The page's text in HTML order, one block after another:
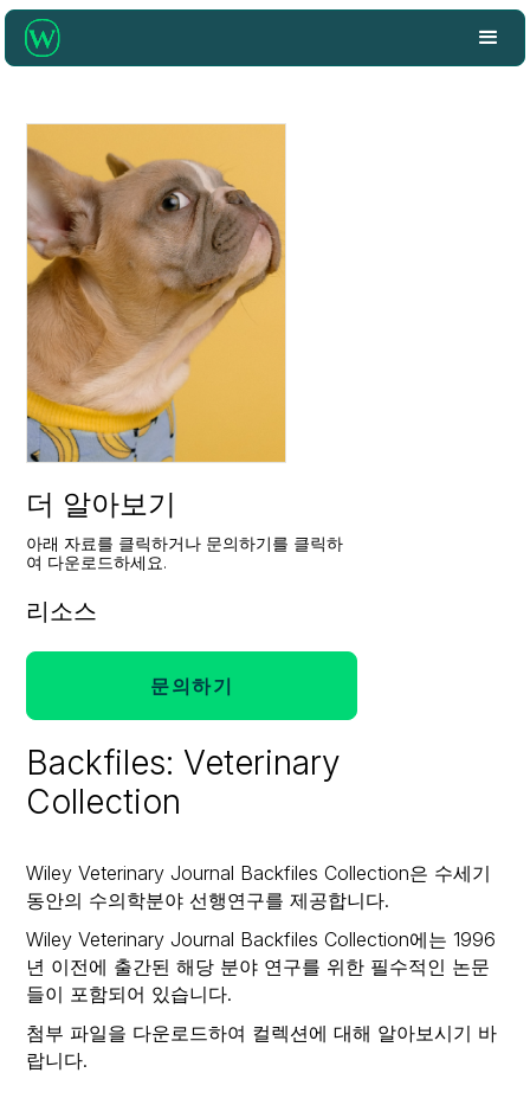
더 알아보기
아래 자료를 클릭하거나 문의하기를 클릭하
여 다운로드하세요.
리소스
문의하기
Backfiles: Veterinary
Collection
Wiley Veterinary Journal Backfiles Collection은 수세기
동안의 수의학분야 선행연구를 제공합니다.
Wiley Veterinary Journal Backfiles Collection에는 1996
년 이전에 출간된 해당 분야 연구를 위한 필수적인 논문
들이 포함되어 있습니다.
첨부 파일을 다운로드하여 컬렉션에 대해 알아보시기 바
랍니다.